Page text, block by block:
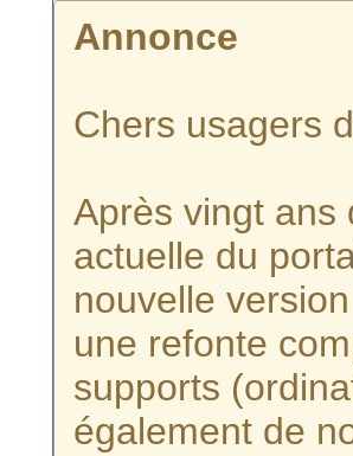
Annonce
Chers usagers
Après vingt ans
actuelle du
nouvelle
une refonte
supports
également de